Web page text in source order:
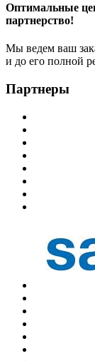
Оптимальные
партнерство!
Мы ведем ваш
и до его полной
Партнеры